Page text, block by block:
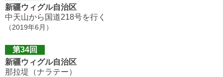
新疆ウィグル自治区
中天山から国道218号を行く
（2019年6月）
第34回
新疆ウィグル自治区
那拉堤（ナラテー）